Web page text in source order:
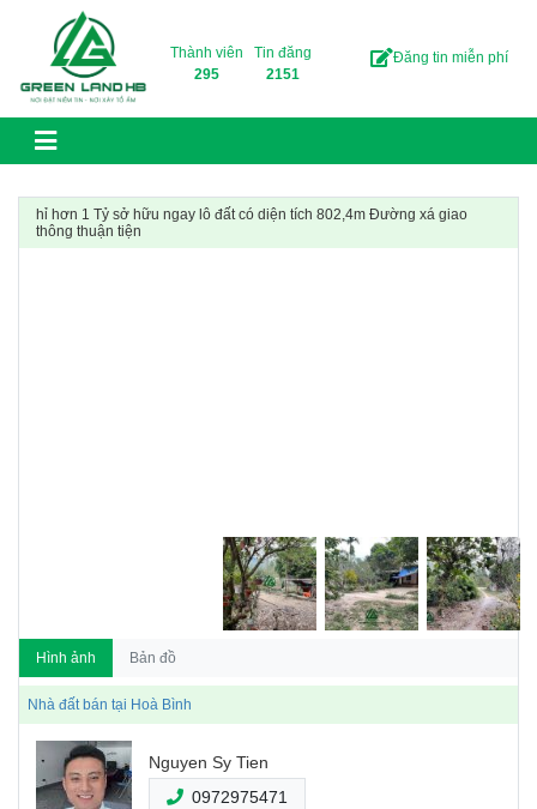
Skip to content
Thành viên
295
Tin đăng
2151
Đăng tin miễn phí
hỉ hơn 1 Tỷ sở hữu ngay lô đất có diện tích 802,4m Đường xá giao
thông thuận tiện
Hình ảnh Bản đồ
Nhà đất bán tại Hoà Bình
Nguyen Sy Tien
0972975471